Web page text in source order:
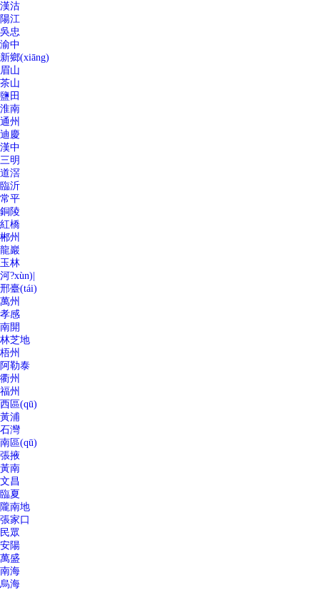
漢沽
陽江
吳忠
渝中
新鄉(xiāng)
眉山
茶山
鹽田
淮南
通州
迪慶
漢中
三明
道滘
臨沂
常平
銅陵
紅橋
郴州
龍巖
玉林
河?xùn)|
邢臺(tái)
萬州
孝感
南開
林芝地
梧州
阿勒泰
衢州
福州
西區(qū)
黃浦
石灣
南區(qū)
張掖
黃南
文昌
臨夏
隴南地
張家口
民眾
安陽
萬盛
南海
烏海